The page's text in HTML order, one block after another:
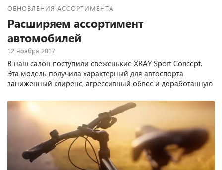
ОБНОВЛЕНИЯ АССОРТИМЕНТА
Расширяем ассортимент
автомобилей
12 ноября 2017
В наш салон поступили свеженькие XRAY Sport Concept.
Эта модель получила характерный для автоспорта
заниженный клиренс, агрессивный обвес и доработанную